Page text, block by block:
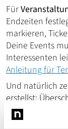
Für
Endzeiten
markieren,
Deine Events
Interessenten
Anleitung für
Und natürlich
erstellst:
Vorschautexte
Du Deine